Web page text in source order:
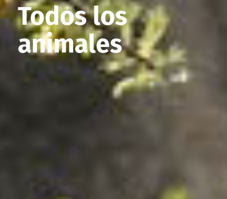
Todos los
animales